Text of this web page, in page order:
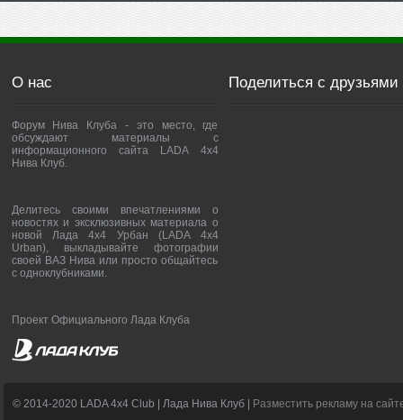
О нас
Форум Нива Клуба - это место, где
обсуждают материалы с
информационного сайта LADA 4x4
Нива Клуб.
Делитесь своими впечатлениями о
новостях и эксклюзивных материала о
новой Лада 4х4 Урбан (LADA 4x4
Urban), выкладывайте фотографии
своей ВАЗ Нива или просто общайтесь
с одноклубниками.
Проект Официального Лада Клуба
Поделиться с друзьями
© 2014-2020 LADA 4x4 Club | Лада Нива Клуб | Разместить рекламу на